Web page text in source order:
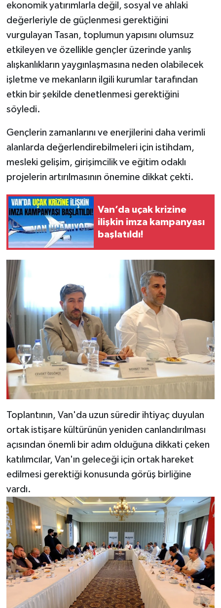
ekonomik yatırımlarla değil, sosyal ve ahlaki
değerleriyle de güçlenmesi gerektiğini
vurgulayan Tasan, toplumun yapısını olumsuz
etkileyen ve özellikle gençler üzerinde yanlış
alışkanlıkların yaygınlaşmasına neden olabilecek
işletme ve mekanların ilgili kurumlar tarafından
etkin bir şekilde denetlenmesi gerektiğini
söyledi.
Gençlerin zamanlarını ve enerjilerini daha verimli
alanlarda değerlendirebilmeleri için istihdam,
mesleki gelişim, girişimcilik ve eğitim odaklı
projelerin artırılmasının önemine dikkat çekti.
Van’da uçak krizine
ilişkin imza kampanyası
başlatıldı!
Toplantının, Van'da uzun süredir ihtiyaç duyulan
ortak istişare kültürünün yeniden canlandırılması
açısından önemli bir adım olduğuna dikkati çeken
katılımcılar, Van'ın geleceği için ortak hareket
edilmesi gerektiği konusunda görüş birliğine
vardı.